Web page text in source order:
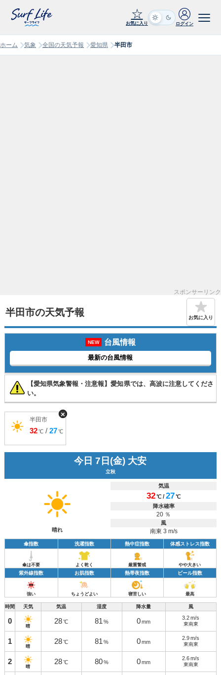
☆
お気に入り ログイン
ホーム 気象 全国の天気予報 愛知県 半田市
スポンサーリンク
半田市の天気予報 お気に入り
NEW 台風情報
最新の台風情報
【愛知県気象警報・注意報】愛知県では、高波に注意してくださ
い。
半田市
32℃/ 27℃
×
今日 7日(金) 大安
立秋
晴れ
気温
32℃ /27℃
降水確率
20 ％
風
南東 3 m/s
傘指数 洗濯指数 熱中症指数 体感ストレス指数
傘は不要 よく乾く 厳重警戒 やや大きい
紫外線指数 お肌指数 熱帯夜指数 ビール指数
強い ちょうどよい 寝苦しい 最高
時間 天気 気温 湿度 降水量 風
0
晴
28 ℃ 81 % 0 mm
3.2 m/s
東南東
1
晴
28 ℃ 81 % 0 mm
2.9 m/s
東南東
2
晴
28 ℃ 80 % 0 mm
2.6 m/s
東南東